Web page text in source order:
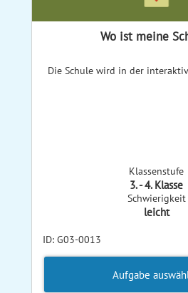
Wo ist meine
Die Schule wird in der
Klassenstufe
3. - 4. Klasse
Schwierigkeit
leicht
ID: G03-0013
Aufgabe